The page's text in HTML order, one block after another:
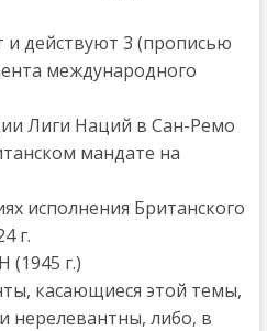
и действуют 3 (прописью
международного
Лиги Наций в Сан-Ремо
мандате на
исполнения Британского
г.
(1945 г.)
касающиеся этой темы,
нерелевантны, либо, в